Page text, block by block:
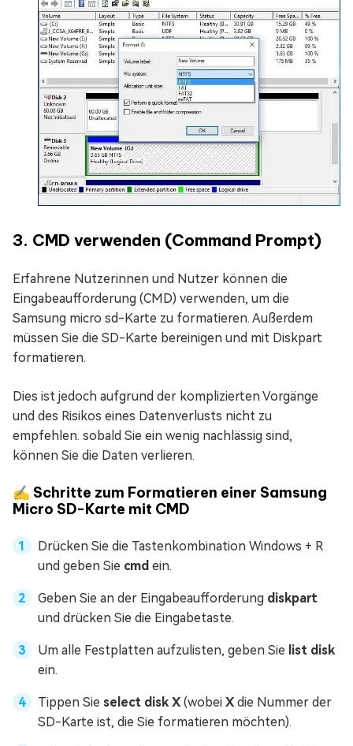
3. CMD verwenden (Command Prompt)
Erfahrene Nutzerinnen und Nutzer können die
Eingabeaufforderung (CMD) verwenden, um die
Samsung micro sd-Karte zu formatieren. Außerdem
müssen Sie die SD-Karte bereinigen und mit Diskpart
formatieren.
Dies ist jedoch aufgrund der komplizierten Vorgänge
und des Risikos eines Datenverlusts nicht zu
empfehlen. sobald Sie ein wenig nachlässig sind,
können Sie die Daten verlieren.
✍ Schritte zum Formatieren einer Samsung
Micro SD-Karte mit CMD
Drücken Sie die Tastenkombination Windows + R
und geben Sie cmd ein.
Geben Sie an der Eingabeaufforderung diskpart
und drücken Sie die Eingabetaste.
Um alle Festplatten aufzulisten, geben Sie list disk
ein.
Tippen Sie select disk X (wobei X die Nummer der
SD-Karte ist, die Sie formatieren möchten).